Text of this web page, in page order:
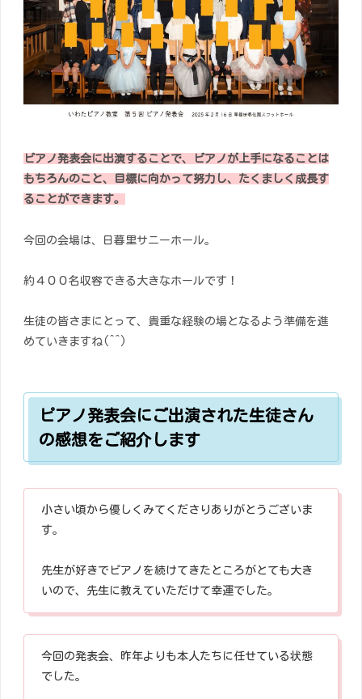
ピアノ発表会に出演することで、ピアノが上手になることは
もちろんのこと、目標に向かって努力し、たくましく成長す
ることができます。
今回の会場は、日暮里サニーホール。
約４００名収容できる大きなホールです！
生徒の皆さまにとって、貴重な経験の場となるよう準備を進
めていきますね(^^)
ピアノ発表会にご出演された生徒さん
の感想をご紹介します
小さい頃から優しくみてくださりありがとうございま
す。
先生が好きでピアノを続けてきたところがとても大き
いので、先生に教えていただけて幸運でした。
今回の発表会、昨年よりも本人たちに任せている状態
でした。